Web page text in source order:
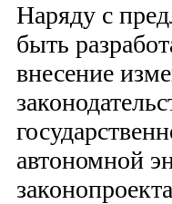
Наряду с
быть
внесение
автономной